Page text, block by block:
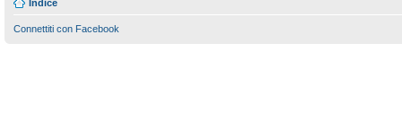
Indice
Connettiti con Facebook